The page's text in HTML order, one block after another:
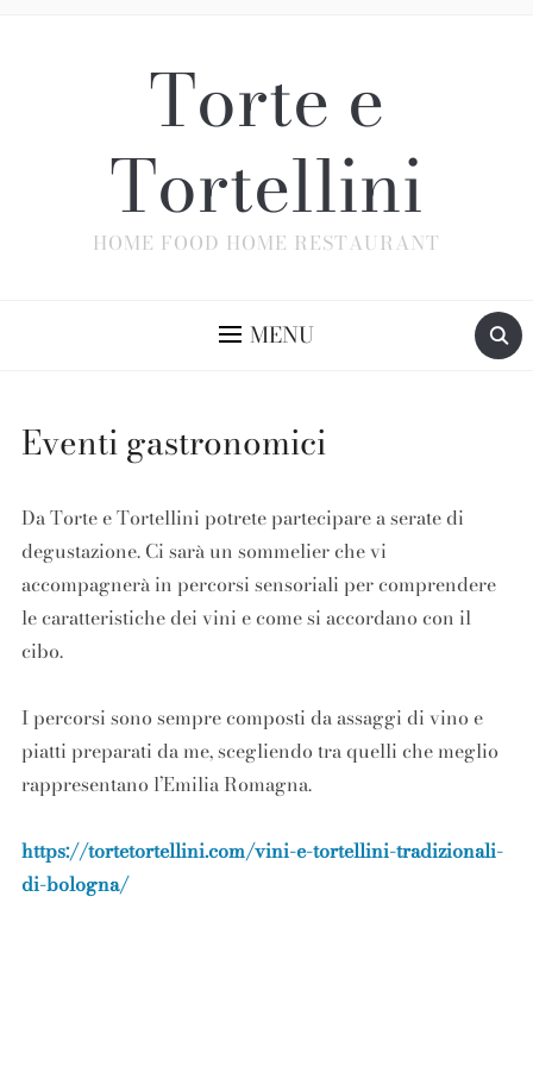
Torte e
Tortellini
HOME FOOD HOME RESTAURANT
MENU
Eventi gastronomici
Da Torte e Tortellini potrete partecipare a serate di
degustazione. Ci sarà un sommelier che vi
accompagnerà in percorsi sensoriali per comprendere
le caratteristiche dei vini e come si accordano con il
cibo.
I percorsi sono sempre composti da assaggi di vino e
piatti preparati da me, scegliendo tra quelli che meglio
rappresentano l’Emilia Romagna.
https://tortetortellini.com/vini-e-tortellini-tradizionali-
di-bologna/